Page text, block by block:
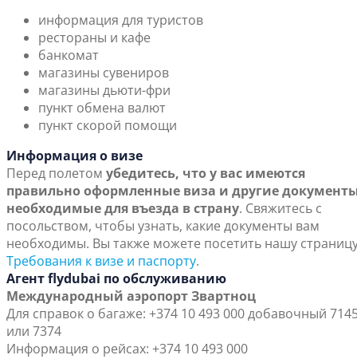
информация для туристов
рестораны и кафе
банкомат
магазины сувениров
магазины дьюти-фри
пункт обмена валют
пункт скорой помощи
Информация о визе
Перед полетом убедитесь, что у вас имеются
правильно оформленные виза и другие
необходимые для въезда в страну. Свяжитесь с
посольством, чтобы узнать, какие документы вам
необходимы. Вы также можете посетить нашу
Требования к визе и паспорту.
Агент flydubai по обслуживанию
Международный аэропорт Звартноц
Для справок о багаже: +374 10 493 000 добавочный
или 7374
Информация о рейсах: +374 10 493 000